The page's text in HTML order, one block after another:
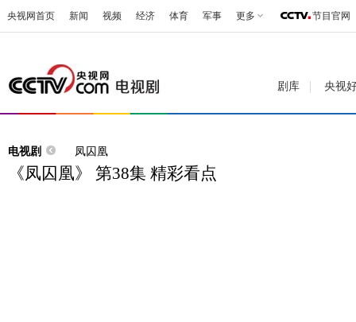
央视网首页 新闻 视频 经济 体育 军事 更多 节目官网
剧库 央视
电视剧 凤囚凰
《凤囚凰》 第38集 精彩看点